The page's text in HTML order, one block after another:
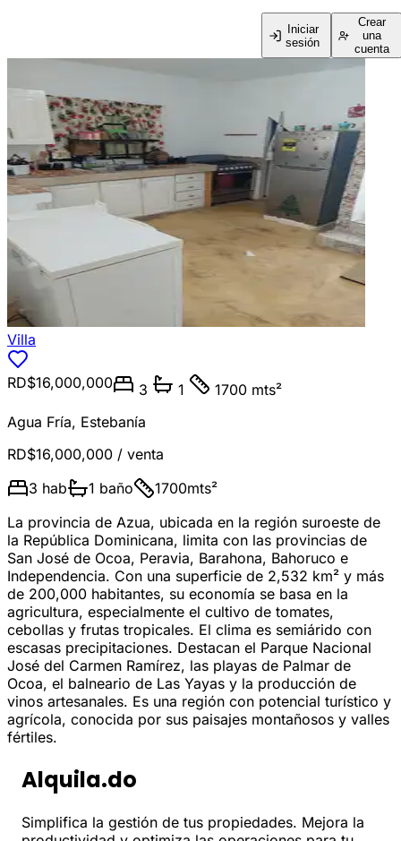
Iniciar
sesión
Crear
una
cuenta
Villa
RD$16,000,000 3 1
1700 mts²
Agua Fría, Estebanía
RD$16,000,000 / venta
3 hab 1 baño 1700mts²
La provincia de Azua, ubicada en la región suroeste de
la República Dominicana, limita con las provincias de
San José de Ocoa, Peravia, Barahona, Bahoruco e
Independencia. Con una superficie de 2,532 km² y más
de 200,000 habitantes, su economía se basa en la
agricultura, especialmente el cultivo de tomates,
cebollas y frutas tropicales. El clima es semiárido con
escasas precipitaciones. Destacan el Parque Nacional
José del Carmen Ramírez, las playas de Palmar de
Ocoa, el balneario de Las Yayas y la producción de
vinos artesanales. Es una región con potencial turístico y
agrícola, conocida por sus paisajes montañosos y valles
fértiles.
Alquila.do
Simplifica la gestión de tus propiedades. Mejora la